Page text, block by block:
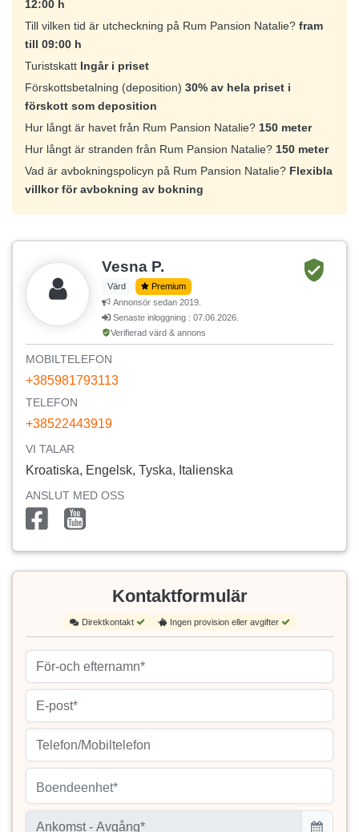
12:00 h
Till vilken tid är utcheckning på Rum Pansion Natalie? fram
till 09:00 h
Turistskatt Ingår i priset
Förskottsbetalning (deposition) 30% av hela priset i
förskott som deposition
Hur långt är havet från Rum Pansion Natalie? 150 meter
Hur långt är stranden från Rum Pansion Natalie? 150 meter
Vad är avbokningspolicyn på Rum Pansion Natalie? Flexibla
villkor för avbokning av bokning
Vesna P.
Värd
Premium
Annonsör sedan 2019.
Senaste inloggning : 07.06.2026.
Verifierad värd & annons
MOBILTELEFON
+385981793113
TELEFON
+38522443919
VI TALAR
Kroatiska, Engelsk, Tyska, Italienska
ANSLUT MED OSS
Kontaktformulär
Direktkontakt Ingen provision eller avgifter
Boendeenhet*